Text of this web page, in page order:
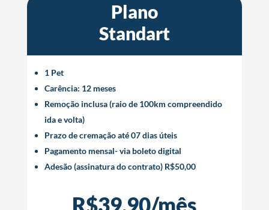
Plano
Standart
1 Pet
Carência: 12 meses
Remoção inclusa (raio de 100km compreendido
ida e volta)
Prazo de cremação até 07 dias úteis
Pagamento mensal- via boleto digital
Adesão (assinatura do contrato) R$50,00
R$39,90/mês